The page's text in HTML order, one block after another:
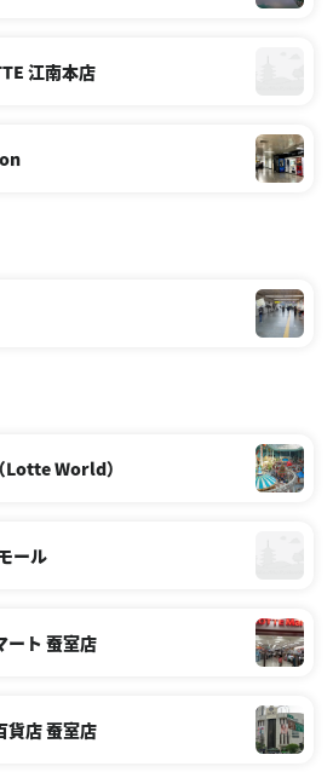
江南本店
Lotte World）
ール
ート 蚕室店
貨店 蚕室店